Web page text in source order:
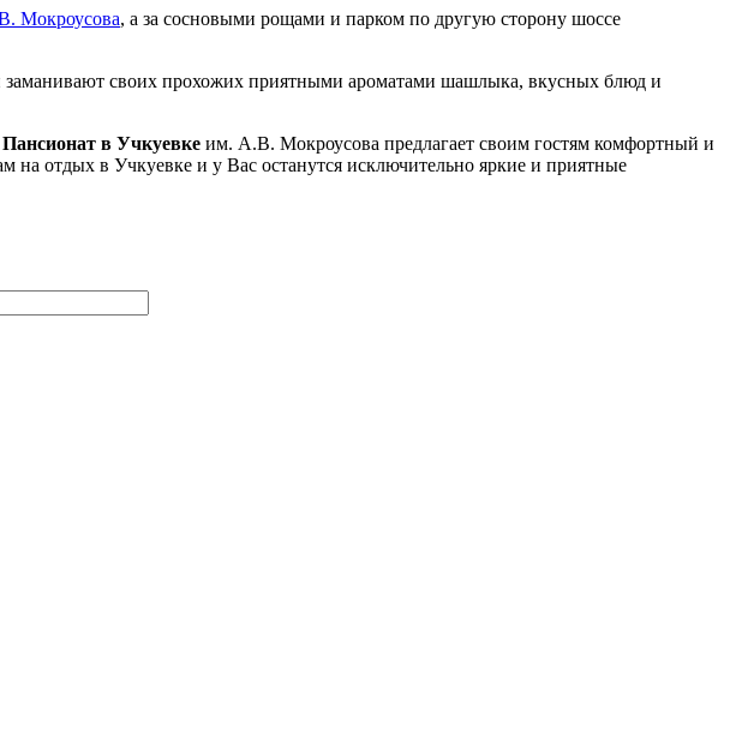
Мокроусова, а за сосновыми рощами и парком по другую сторону шоссе
своих прохожих приятными ароматами шашлыка, вкусных блюд и
Пансионат в Учкуевке им. А.В. Мокроусова предлагает своим гостям комфортный и
на отдых в Учкуевке и у Вас останутся исключительно яркие и приятные